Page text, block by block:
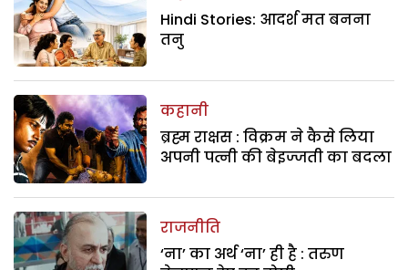
Hindi Stories: आदर्श मत बनना
तनु
कहानी
ब्रह्म राक्षस : विक्रम ने कैसे लिया
अपनी पत्नी की बेइज्जती का बदला
राजनीति
‘ना’ का अर्थ ‘ना’ ही है : तरुण